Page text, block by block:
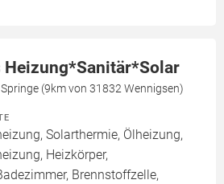
Heizung*Sanitär*Solar
(9km von 31832 Wennigsen)
Solarthermie, Ölheizung,
Heizkörper,
Brennstoffzelle,